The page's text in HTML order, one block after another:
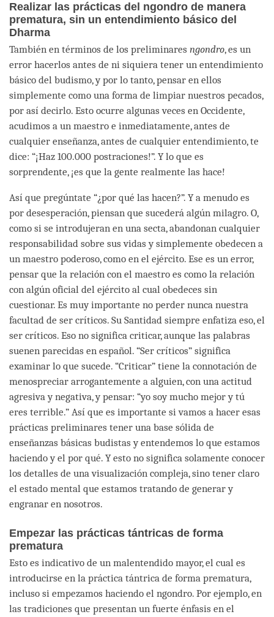
Realizar las prácticas del ngondro de manera
prematura, sin un entendimiento básico del
Dharma
También en términos de los preliminares ngondro, es un
error hacerlos antes de ni siquiera tener un entendimiento
básico del budismo, y por lo tanto, pensar en ellos
simplemente como una forma de limpiar nuestros pecados,
por así decirlo. Esto ocurre algunas veces en Occidente,
acudimos a un maestro e inmediatamente, antes de
cualquier enseñanza, antes de cualquier entendimiento, te
dice: “¡Haz 100.000 postraciones!”. Y lo que es
sorprendente, ¡es que la gente realmente las hace!
Así que pregúntate “¿por qué las hacen?”. Y a menudo es
por desesperación, piensan que sucederá algún milagro. O,
como si se introdujeran en una secta, abandonan cualquier
responsabilidad sobre sus vidas y simplemente obedecen a
un maestro poderoso, como en el ejército. Ese es un error,
pensar que la relación con el maestro es como la relación
con algún oficial del ejército al cual obedeces sin
cuestionar. Es muy importante no perder nunca nuestra
facultad de ser críticos. Su Santidad siempre enfatiza eso, el
ser críticos. Eso no significa criticar, aunque las palabras
suenen parecidas en español. “Ser críticos” significa
examinar lo que sucede. “Criticar” tiene la connotación de
menospreciar arrogantemente a alguien, con una actitud
agresiva y negativa, y pensar: “yo soy mucho mejor y tú
eres terrible.” Así que es importante si vamos a hacer esas
prácticas preliminares tener una base sólida de
enseñanzas básicas budistas y entendemos lo que estamos
haciendo y el por qué. Y esto no significa solamente conocer
los detalles de una visualización compleja, sino tener claro
el estado mental que estamos tratando de generar y
engranar en nosotros.
Empezar las prácticas tántricas de forma
prematura
Esto es indicativo de un malentendido mayor, el cual es
introducirse en la práctica tántrica de forma prematura,
incluso si empezamos haciendo el ngondro. Por ejemplo, en
las tradiciones que presentan un fuerte énfasis en el